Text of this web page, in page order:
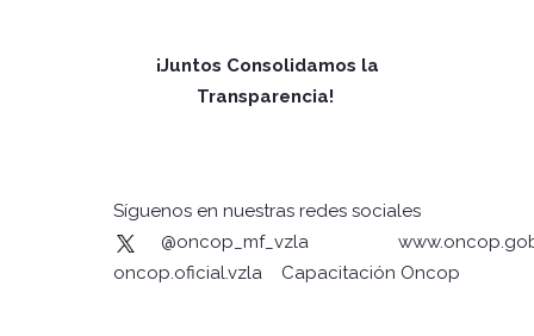
¡Juntos Consolidamos la
Transparencia!
Síguenos en nuestras redes sociales
@oncop_mf_vzla
oncop.oficial.vzla
Capacitación Oncop